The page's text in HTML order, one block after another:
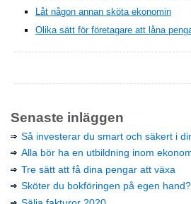
Låt någon annan sköta ekonomin
Olika sätt för företagare att låna
Senaste inläggen
Så investerar du smart och säkert i
Alla bör ha en utbildning inom
Tre sätt att få dina pengar att växa
Sköter du bokföringen på egen hand?